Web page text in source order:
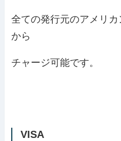
全ての発行元のアメリ
から
チャージ可能です。
VISA